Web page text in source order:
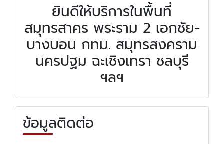
ยินดีให้บริการในพื้นที่
สมุทรสาคร พระราม 2 เอกชัย-
บางบอน กทม. สมุทรสงคราม
นครปฐม ฉะเชิงเทรา ชลบุรี
ฯลฯ
ข้อมูลติดต่อ